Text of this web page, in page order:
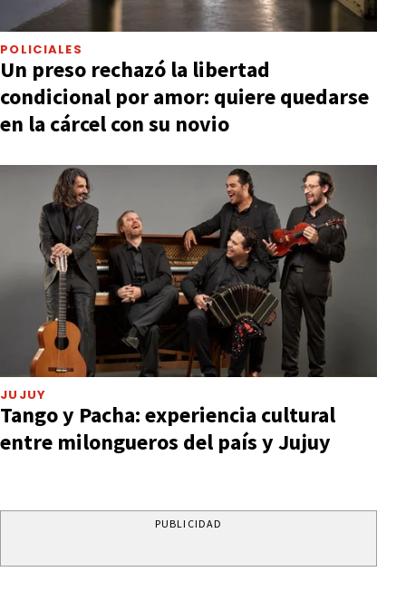
POLICIALES
Un preso rechazó la libertad
condicional por amor: quiere quedarse
en la cárcel con su novio
JUJUY
Tango y Pacha: experiencia cultural
entre milongueros del país y Jujuy
PUBLICIDAD